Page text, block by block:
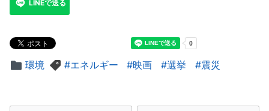
LINEで送る
環境 エネルギー 映画 選挙 震災